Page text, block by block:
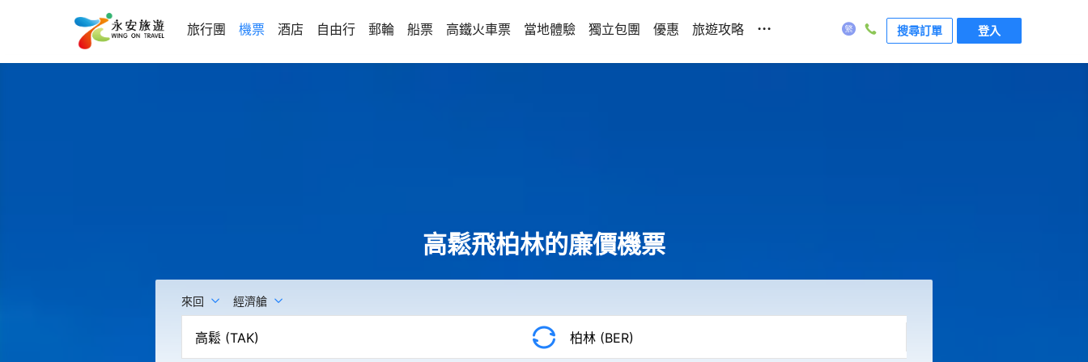
旅行團 機票 酒店 自由行 郵輪 船票 高鐵火車票 當地體驗 獨立包團 優惠 旅遊攻略 ... 搜尋訂單 登入
高鬆飛柏林的廉價機票
來回 經濟艙